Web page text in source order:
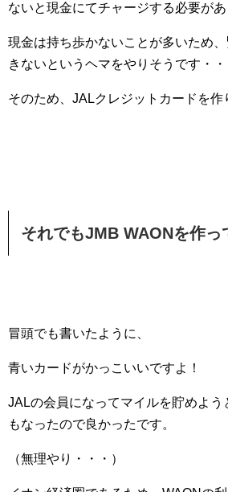
ないと現金にてチャージする必要があ
現金は持ち歩かないことが多いため
きないというヘマをやりそうです・・
そのため、JALクレジットカードを作
それでもJMB WAONを作っ
冒頭でも書いたように、
青いカードがかっこいいですよ！
JALの会員になってマイルを貯めよう
もなったので良かったです。
（無理やり・・・）